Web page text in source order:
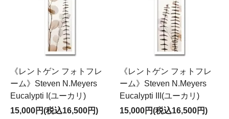
《レントゲン フォトフレ
ーム》Steven N.Meyers
Eucalypti I(ユーカリ)
15,000円(税込16,500円)
《レントゲン フォトフレ
ーム》Steven N.Meyers
Eucalypti III(ユーカリ)
15,000円(税込16,500円)